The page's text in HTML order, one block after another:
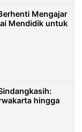
Mengajar
Mendidik untuk
hingga